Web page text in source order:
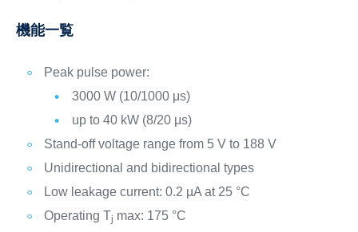
機能一覧
Peak pulse power:
3000 W (10/1000 μs)
up to 40 kW (8/20 μs)
Stand-off voltage range from 5 V to 188 V
Unidirectional and bidirectional types
Low leakage current: 0.2 µA at 25 °C
Operating Tj max: 175 °C